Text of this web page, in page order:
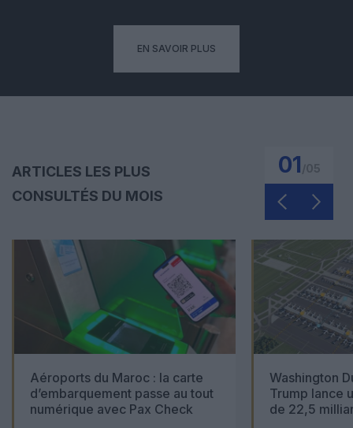
EN SAVOIR PLUS
ARTICLES LES PLUS
CONSULTÉS DU MOIS
01
Aéroports du Maroc : la carte
d’embarquement passe au tout
numérique avec Pax Check
Washington
Trump lance
de 22,5